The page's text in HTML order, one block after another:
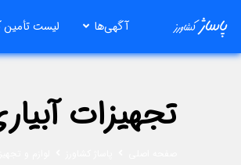
محتوا
آگهی‌ها لیست تأمین
تجهیزات